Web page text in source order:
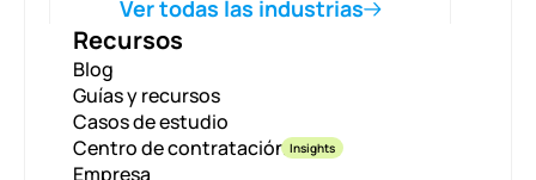
Ver todas las industrias
Recursos
Blog
Guías y recursos
Casos de estudio
Centro de contrataciónInsights
Empresa